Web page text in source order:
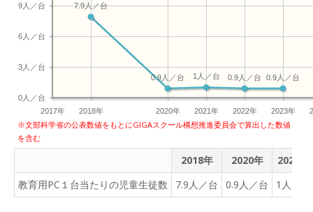
2017年 2018年 2020年 2021年 2022年 2023年
0人／台
3人／台
6人／台
9人／台
0.9人／台
0.9人／台
1人／台
0.9人／台
7.9人／台
※文部科学省の公表数値をもとにGIGAスクール構想推進委員会で算出した数値
を含む
2018年 2020年
2021年
教育用PC１台当たりの児童生徒数
7.9人／台 0.9人／台 1人／台